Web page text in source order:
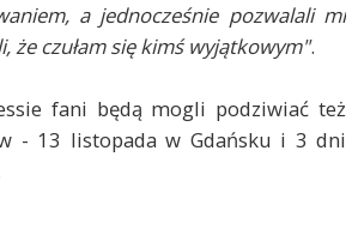
a jednocześnie pozwalali mi
że czułam się kimś wyjątkowym".
fani będą mogli podziwiać też
- 13 listopada w Gdańsku i 3 dni